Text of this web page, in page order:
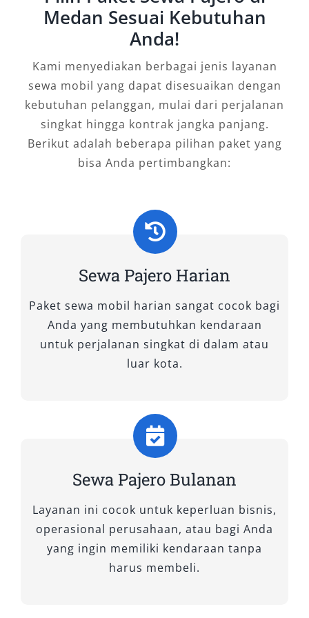
mampu memberikan konsumsi BBM yang
ekonomis. Oleh karena itu, banyak pelanggan
perjalanan jangka panjang maupun kegiatan
operasional perusahaan.
All New Pajero Sport bukan sekadar kendaraan,
tetapi solusi berkendara yang menyatukan
kekuatan, kenyamanan, dan teknologi untuk
perjalanan antar kota, atau keperluan pribadi,
memilih sewa Pajero Medan adalah keputusan
Pajero Medan yang terpercaya dan
berpengalaman agar perjalanan Anda lebih
aman, nyaman, dan menyenangkan.
Tipe Mobil Pajero yang Kami
Kami menghadirkan berbagai tipe mobil Pajero
yang dapat disesuaikan dengan kebutuhan dan
preferensi perjalanan Anda. Armada kami
terdiri dari pilihan tipe 4×4 WD dan 4×2 WD,
yang masing-masing dirancang untuk
menghadirkan pengalaman berkendara
terbaik, baik untuk perjalanan bisnis, wisata,
maupun dinas luar kota.
Medan Sesuai Kebutuhan
Anda!
Kami menyediakan berbagai jenis layanan
sewa mobil yang dapat disesuaikan dengan
kebutuhan pelanggan, mulai dari perjalanan
singkat hingga kontrak jangka panjang.
Berikut adalah beberapa pilihan paket yang
bisa Anda pertimbangkan:
Sewa Pajero Harian
Paket sewa mobil harian sangat cocok bagi
Anda yang membutuhkan kendaraan
untuk perjalanan singkat di dalam atau
luar kota.
Sewa Pajero Bulanan
Layanan ini cocok untuk keperluan bisnis,
operasional perusahaan, atau bagi Anda
yang ingin memiliki kendaraan tanpa
harus membeli.